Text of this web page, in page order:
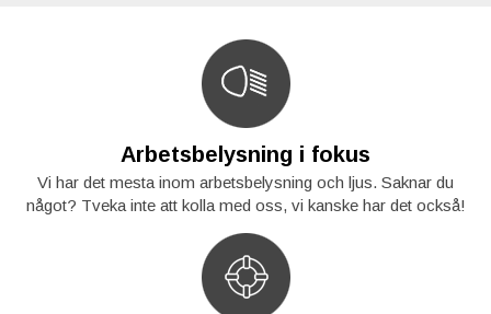
Arbetsbelysning i fokus
Vi har det mesta inom arbetsbelysning och ljus. Saknar du
något? Tveka inte att kolla med oss, vi kanske har det också!